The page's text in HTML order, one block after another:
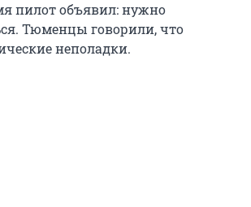
пилот объявил: нужно
Тюменцы говорили, что
неполадки.